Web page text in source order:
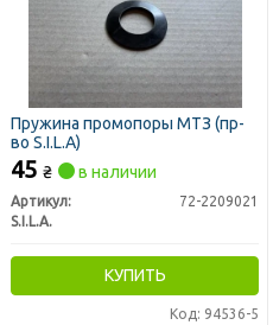
Пружина промопоры МТЗ (пр-
во S.I.L.A)
45 ₴ в наличии
Артикул:
72-2209021
S.I.L.A.
КУПИТЬ
Код: 94536-5